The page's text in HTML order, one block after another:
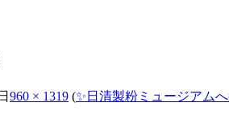
960 × 1319 (✨日清製粉ミュージアム